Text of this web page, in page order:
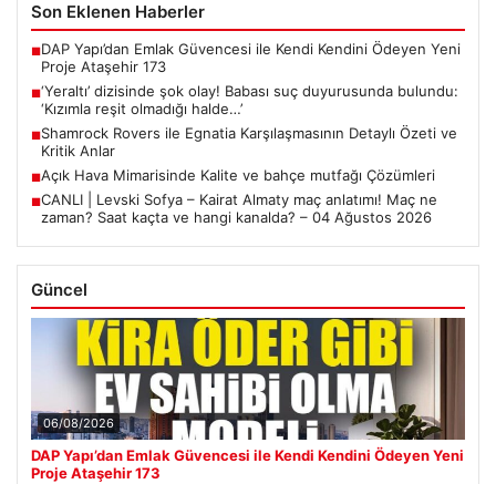
Son Eklenen Haberler
■DAP Yapı’dan Emlak Güvencesi ile Kendi Kendini Ödeyen Yeni
Proje Ataşehir 173
■‘Yeraltı’ dizisinde şok olay! Babası suç duyurusunda bulundu:
‘Kızımla reşit olmadığı halde…’
■Shamrock Rovers ile Egnatia Karşılaşmasının Detaylı Özeti ve
Kritik Anlar
■Açık Hava Mimarisinde Kalite ve bahçe mutfağı Çözümleri
■CANLI | Levski Sofya – Kairat Almaty maç anlatımı! Maç ne
zaman? Saat kaçta ve hangi kanalda? – 04 Ağustos 2026
Güncel
06/08/2026
DAP Yapı’dan Emlak Güvencesi ile Kendi Kendini Ödeyen Yeni
Proje Ataşehir 173